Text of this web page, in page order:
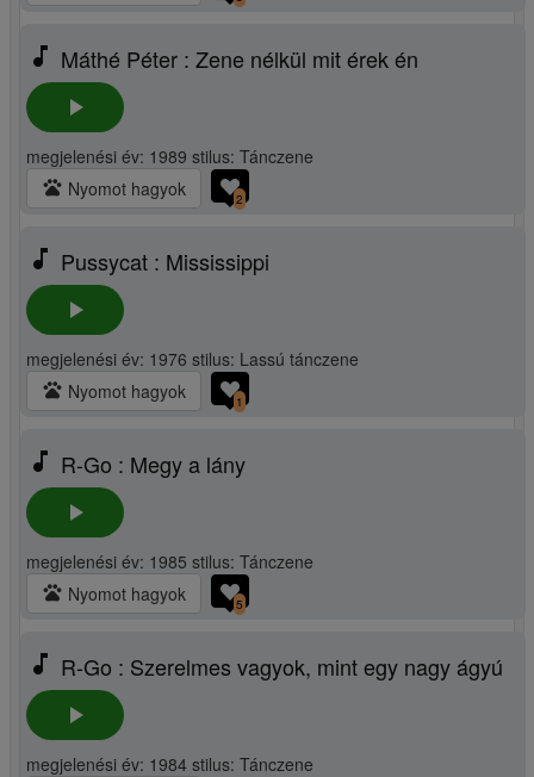
music_note Máthé Péter : Zene nélkül mit érek én
play_arrow
megjelenési év: 1989 stilus: Tánczene
pets Nyomot hagyok 2
music_note Pussycat : Mississippi
play_arrow
megjelenési év: 1976 stilus: Lassú tánczene
pets Nyomot hagyok 1
music_note R-Go : Megy a lány
play_arrow
megjelenési év: 1985 stilus: Tánczene
pets Nyomot hagyok 5
music_note R-Go : Szerelmes vagyok, mint egy nagy ágyú
play_arrow
megjelenési év: 1984 stilus: Tánczene